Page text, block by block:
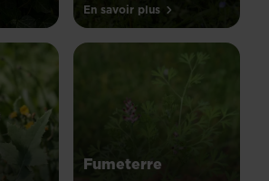
En savoir plus
Fumeterre